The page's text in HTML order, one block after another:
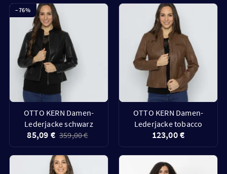
–76%
OTTO KERN Damen-
Lederjacke schwarz
85,09 € 359,00 €
OTTO KERN Damen-
Lederjacke tobacco
123,00 €